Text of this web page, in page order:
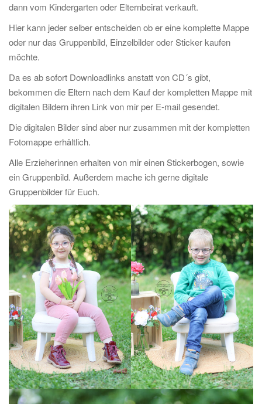
dann vom Kindergarten oder Elternbeirat verkauft.
Hier kann jeder selber entscheiden ob er eine komplette Mappe
oder nur das Gruppenbild, Einzelbilder oder Sticker kaufen
möchte.
Da es ab sofort Downloadlinks anstatt von CD´s gibt,
bekommen die Eltern nach dem Kauf der kompletten Mappe mit
digitalen Bildern ihren Link von mir per E-mail gesendet.
Die digitalen Bilder sind aber nur zusammen mit der kompletten
Fotomappe erhältlich.
Alle Erzieherinnen erhalten von mir einen Stickerbogen, sowie
ein Gruppenbild. Außerdem mache ich gerne digitale
Gruppenbilder für Euch.